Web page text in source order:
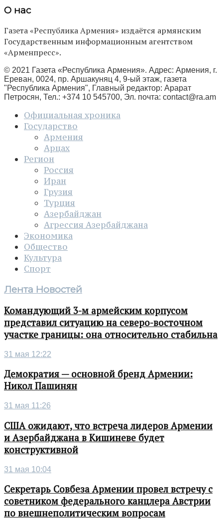
О нас
Газета «Республика Армения» издаётся армянским
Государственным информационным агентством
«Арменпресс».
© 2021 Газета «Республика Армения». Адрес: Армения, г.
Ереван, 0024, пр. Аршакуняц 4, 9-ый этаж, газета
"Республика Армения", Главный редактор: Арарат
Петросян, Тел.: +374 10 545700, Эл. почта: contact@ra.am
Официальная хроника
Государство
Армения
Арцах
Регион
Россия
Иран
Грузия
Турция
Азербайджан
Агрессия Азербайджана
Экономика
Общество
Культура
Спорт
Лента Новостей
Командующий 3-м армейским корпусом
представил ситуацию на северо-восточном
участке границы: она относительно стабильна
31 мая 12:22
Демократия — основной бренд Армении:
Никол Пашинян
31 мая 11:26
США ожидают, что встреча лидеров Армении
и Азербайджана в Кишиневе будет
конструктивной
31 мая 10:04
Секретарь Совбеза Армении провел встречу с
советником федерального канцлера Австрии
по внешнеполитическим вопросам